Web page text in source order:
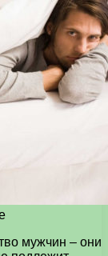
мужчин – они